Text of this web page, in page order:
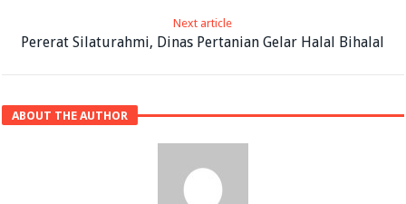
Next article
Pererat Silaturahmi, Dinas Pertanian Gelar Halal Bihalal
ABOUT THE AUTHOR